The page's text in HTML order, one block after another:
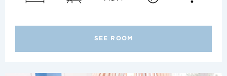
SEE ROOM